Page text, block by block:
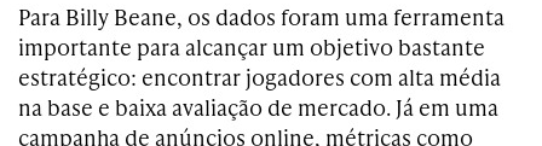
Para Billy Beane, os dados foram uma ferramenta
importante para alcançar um objetivo bastante
estratégico: encontrar jogadores com alta média
na base e baixa avaliação de mercado. Já em uma
campanha de anúncios online, métricas como